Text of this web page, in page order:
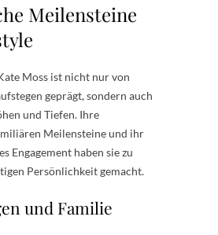
Meilensteine
Moss ist nicht nur von
geprägt, sondern auch
und Tiefen. Ihre
Meilensteine und ihr
Engagement haben sie zu
Persönlichkeit gemacht.
und Familie